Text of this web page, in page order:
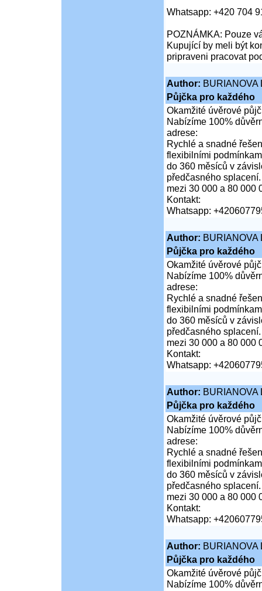
Whatsapp: +420 704
POZNÁMKA: Pouze
Kupující by meli být
pripraveni pracovat
Author: BURIANOVA
Půjčka pro každého
Okamžité úvěrové
Nabízíme 100%
adrese:
Rychlé a snadné
flexibilními
do 360 měsíců v
předčasného
mezi 30 000 a 80 000
Kontakt:
Whatsapp:
Author: BURIANOVA
Půjčka pro každého
Okamžité úvěrové
Nabízíme 100%
adrese:
Rychlé a snadné
flexibilními
do 360 měsíců v
předčasného
mezi 30 000 a 80 000
Kontakt:
Whatsapp:
Author: BURIANOVA
Půjčka pro každého
Okamžité úvěrové
Nabízíme 100%
adrese:
Rychlé a snadné
flexibilními
do 360 měsíců v
předčasného
mezi 30 000 a 80 000
Kontakt:
Whatsapp:
Author: BURIANOVA
Půjčka pro každého
Okamžité úvěrové
Nabízíme 100%